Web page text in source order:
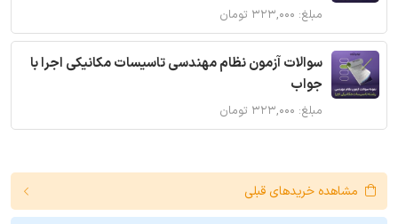
مبلغ: ۳۲۳,۰۰۰ تومان
سوالات آزمون نظام مهندسی تاسیسات مکانیکی اجرا با
جواب
مبلغ: ۳۲۳,۰۰۰ تومان
مشاهده خریدهای قبلی